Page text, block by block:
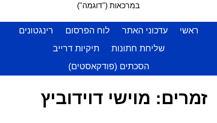
במרכאות ("דוגמה")
ראשי עדכוני האתר לוח הפרסום
רינגטונים
שליחת חתונות
תיקיות דרייב
הסכתים (פודקאסטים)
זמרים: מוישי דוידוביץ